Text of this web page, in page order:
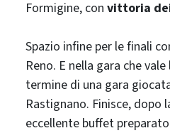
Formigine, con vittoria
Spazio infine per le finali
Reno. E nella gara che
termine di una gara
Rastignano. Finisce, dopo
eccellente buffet